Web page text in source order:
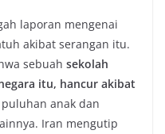
laporan mengenai
akibat serangan itu.
sebuah sekolah
itu, hancur akibat
anak dan
Iran mengutip